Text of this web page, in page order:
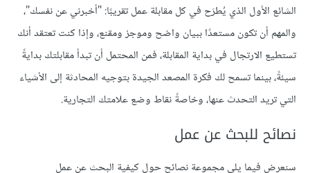
الشائع الأول الذي يُطرَح في كل مقابلة عمل تقريبًا: "أخبرني عن نفسك"،
والمهم أن تكون مستعدًا ببيان واضح وموجز ومقنع، وإذا كنت تعتقد أنك
تستطيع الارتجال في بداية المقابلة، فمن المحتمل أن تبدأ مقابلتك بدايةً
سيئةً، بينما تسمح لك فكرة المصعد الجيدة بتوجيه المحادثة إلى الأشياء
التي تريد التحدث عنها، وخاصةً نقاط وضع علامتك التجارية.
نصائح للبحث عن عمل
سنعرض فيما يلي مجموعة نصائح حول كيفية البحث عن عمل